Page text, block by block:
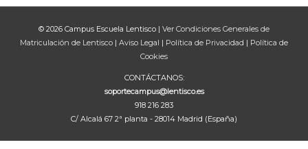
© 2026 Campus Escuela Lentisco | Ver Condiciones Generales de
Matriculación de Lentisco | Aviso Legal | Política de Privacidad | Política de
Cookies
CONTÁCTANOS:
soportecampus@lentisco.es
918 216 283
C/ Alcalá 67 2ª planta - 28014 Madrid (España)